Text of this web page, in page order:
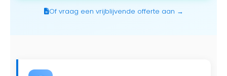
Of vraag een vrijblijvende offerte aan →